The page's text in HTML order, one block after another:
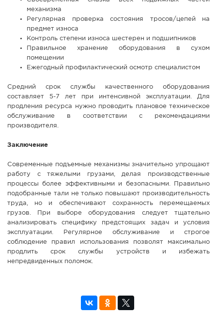
механизма
Регулярная проверка состояния тросов/цепей на
предмет износа
Контроль степени износа шестерен и подшипников
Правильное хранение оборудования в сухом
помещении
Ежегодный профилактический осмотр специалистом
Средний срок службы качественного оборудования
составляет 5-7 лет при интенсивной эксплуатации. Для
продления ресурса нужно проводить плановое техническое
обслуживание в соответствии с рекомендациями
производителя.
Заключение
Современные подъемные механизмы значительно упрощают
работу с тяжелыми грузами, делая производственные
процессы более эффективными и безопасными. Правильно
подобранные тали не только повышают производительность
труда, но и обеспечивают сохранность перемещаемых
грузов. При выборе оборудования следует тщательно
анализировать специфику предстоящих задач и условия
эксплуатации. Регулярное обслуживание и строгое
соблюдение правил использования позволят максимально
продлить срок службы устройств и избежать
непредвиденных поломок.